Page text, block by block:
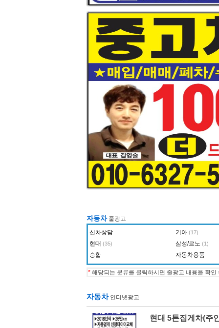
자동차줄광고
신차상담
기아 (17)
현대 (35) 삼성/르노 (1)
승합 자동차용품
* 해당되는 분류를 클릭하시면 줄광고 내용을 확인
자동차인터넷광고
현대 5톤집게차(주